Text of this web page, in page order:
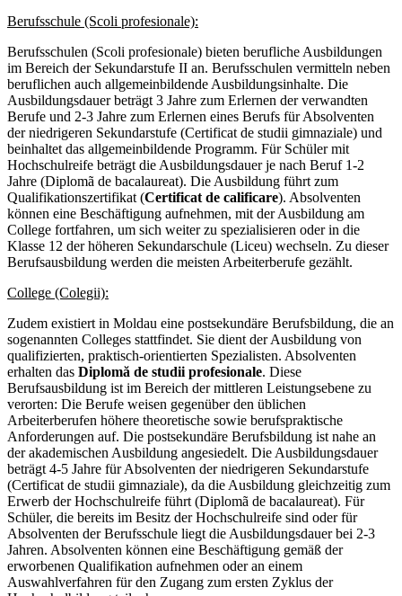
Berufsschule (Scoli profesionale):
Berufsschulen (Scoli profesionale) bieten berufliche Ausbildungen
im Bereich der Sekundarstufe II an. Berufsschulen vermitteln neben
beruflichen auch allgemeinbildende Ausbildungsinhalte. Die
Ausbildungsdauer beträgt 3 Jahre zum Erlernen der verwandten
Berufe und 2-3 Jahre zum Erlernen eines Berufs für Absolventen
der niedrigeren Sekundarstufe (Certificat de studii gimnaziale) und
beinhaltet das allgemeinbildende Programm. Für Schüler mit
Hochschulreife beträgt die Ausbildungsdauer je nach Beruf 1-2
Jahre (Diplomã de bacalaureat). Die Ausbildung führt zum
Qualifikationszertifikat (Certificat de calificare). Absolventen
können eine Beschäftigung aufnehmen, mit der Ausbildung am
College fortfahren, um sich weiter zu spezialisieren oder in die
Klasse 12 der höheren Sekundarschule (Liceu) wechseln. Zu dieser
Berufsausbildung werden die meisten Arbeiterberufe gezählt.
College (Colegii):
Zudem existiert in Moldau eine postsekundäre Berufsbildung, die an
sogenannten Colleges stattfindet. Sie dient der Ausbildung von
qualifizierten, praktisch-orientierten Spezialisten. Absolventen
erhalten das Diplomă de studii profesionale. Diese
Berufsausbildung ist im Bereich der mittleren Leistungsebene zu
verorten: Die Berufe weisen gegenüber den üblichen
Arbeiterberufen höhere theoretische sowie berufspraktische
Anforderungen auf. Die postsekundäre Berufsbildung ist nahe an
der akademischen Ausbildung angesiedelt. Die Ausbildungsdauer
beträgt 4-5 Jahre für Absolventen der niedrigeren Sekundarstufe
(Certificat de studii gimnaziale), da die Ausbildung gleichzeitig zum
Erwerb der Hochschulreife führt (Diplomã de bacalaureat). Für
Schüler, die bereits im Besitz der Hochschulreife sind oder für
Absolventen der Berufsschule liegt die Ausbildungsdauer bei 2-3
Jahren. Absolventen können eine Beschäftigung gemäß der
erworbenen Qualifikation aufnehmen oder an einem
Auswahlverfahren für den Zugang zum ersten Zyklus der